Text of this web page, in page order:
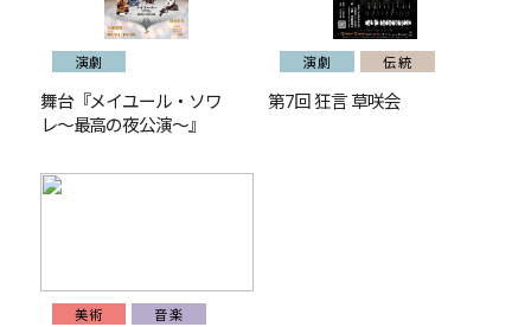
演劇
舞台『メイユール・ソワ
レ～最高の夜公演～』
演劇 伝統
第7回 狂言 草咲会
美術 音楽